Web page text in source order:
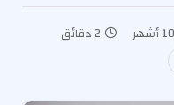
2 دقائق